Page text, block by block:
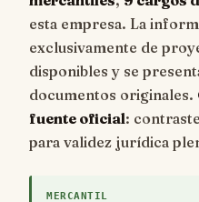
esta empresa. La
exclusivamente de
disponibles y se
documentos originales.
fuente oficial:
para validez jurídica
MERCANTIL